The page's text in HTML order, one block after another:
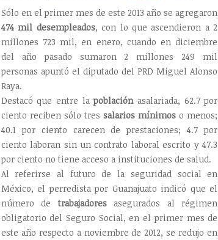
Sólo en el primer mes de este 2013 año se agregaron
474 mil desempleados, con lo que ascendieron a 2
millones 723 mil, en enero, cuando en diciembre
del año pasado sumaron 2 millones 249 mil
personas apuntó el diputado del PRD Miguel Alonso
Raya.
Destacó que entre lapoblaciónasalariada, 62.7 por
ciento reciben sólo tressalarios mínimos o menos;
40.1 por ciento carecen de prestaciones; 4.7 por
ciento laboran sin un contrato laboral escrito y 47.3
por ciento no tiene acceso a instituciones de salud.
Al referirse al futuro de la seguridad social en
México, el perredista por Guanajuato indicó que el
número detrabajadoresasegurados al régimen
obligatorio del Seguro Social, en el primer mes de
este año respecto a noviembre de 2012, se redujo en